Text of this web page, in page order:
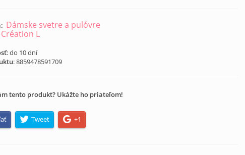
Dámske svetre a pulóvre
Création L
: do 10 dní
:8859478591709
tento produkt? Ukážte ho priateľom!
Tweet +1